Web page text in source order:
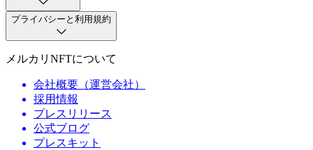
プライバシーと利用規約
メルカリNFTについて
会社概要（運営会社）
採用情報
プレスリリース
公式ブログ
プレスキット